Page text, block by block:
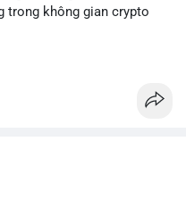
trong không gian crypto